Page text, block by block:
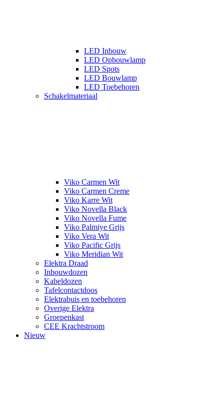
LED Inbouw
LED Opbouwlamp
LED Spots
LED Bouwlamp
LED Toebehoren
Schakelmateriaal
Viko Carmen Wit
Viko Carmen Creme
Viko Karre Wit
Viko Novella Black
Viko Novella Fume
Viko Palmiye Grijs
Viko Vera Wit
Viko Pacific Grijs
Viko Meridian Wit
Elektra Draad
Inbouwdozen
Kabeldozen
Tafelcontactdoos
Elektrabuis en toebehoren
Overige Elektra
Groepenkast
CEE Krachtstroom
Nieuw